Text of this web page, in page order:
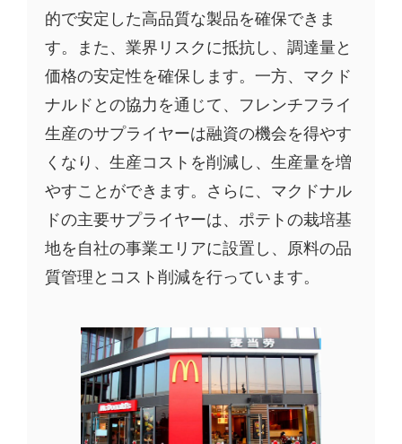
的で安定した高品質な製品を確保できま
す。また、業界リスクに抵抗し、調達量と
価格の安定性を確保します。一方、マクド
ナルドとの協力を通じて、フレンチフライ
生産のサプライヤーは融資の機会を得やす
くなり、生産コストを削減し、生産量を増
やすことができます。さらに、マクドナル
ドの主要サプライヤーは、ポテトの栽培基
地を自社の事業エリアに設置し、原料の品
質管理とコスト削減を行っています。